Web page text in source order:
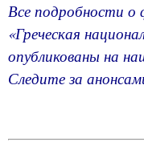
Все подробности о
«Греческая
опубликованы на
Следите за